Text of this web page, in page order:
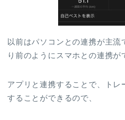
以前はパソコンとの連携が主流
り前のようにスマホとの連携が
アプリと連携することで、トレ
することができるので、